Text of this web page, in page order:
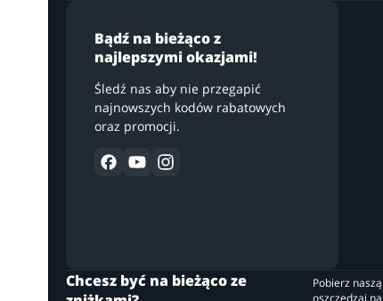
Bądź na bieżąco z
najlepszymi okazjami!
Śledź nas aby nie przegapić
najnowszych kodów rabatowych
oraz promocji.
Chcesz być na bieżąco ze
Pobierz
oszczędzaj